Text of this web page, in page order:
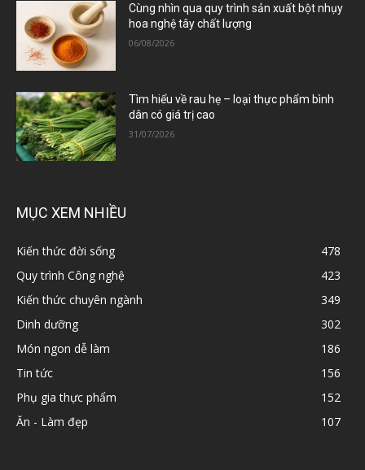
Cùng nhìn qua quy trình sản xuất bột nhụy
hoa nghệ tây chất lượng
06/08/2026
Tìm hiểu về rau hẹ – loại thực phẩm bình
dân có giá trị cao
31/07/2026
MỤC XEM NHIỀU
Kiến thức đời sống
478
Quy trình Công nghệ
423
Kiến thức chuyên ngành
349
Dinh dưỡng
302
Món ngon dễ làm
186
Tin tức
156
Phụ gia thực phẩm
152
Ăn - Làm đẹp
107